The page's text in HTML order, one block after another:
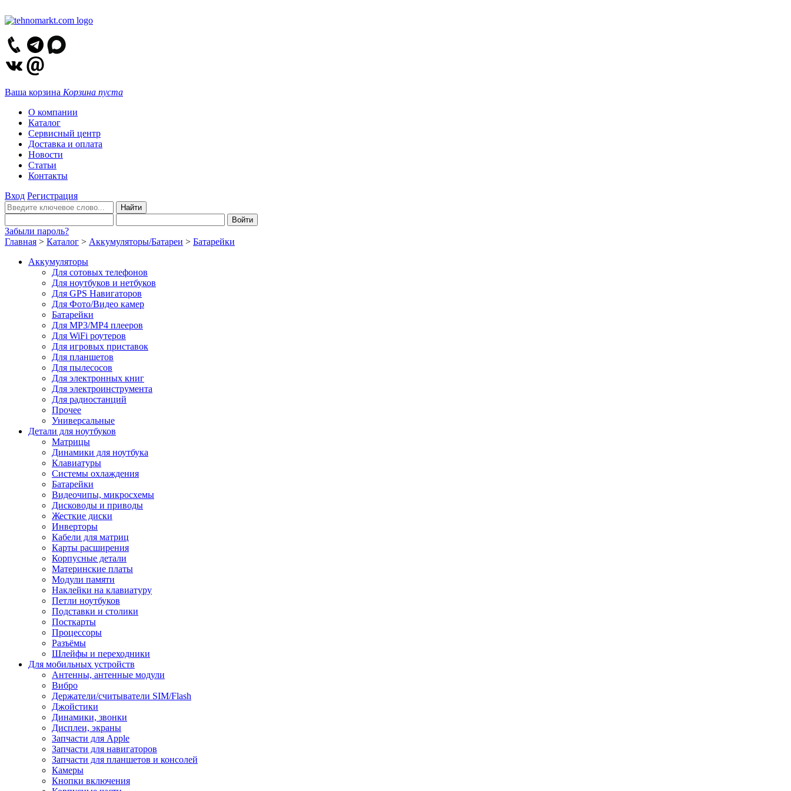
Ваша корзина Корзина пуста
О компании
Каталог
Сервисный центр
Доставка и оплата
Новости
Статьи
Контакты
Вход Регистрация
Забыли пароль?
Главная > Каталог > Аккумуляторы/Батареи > Батарейки
Аккумуляторы
Для сотовых телефонов
Для ноутбуков и нетбуков
Для GPS Навигаторов
Для Фото/Видео камер
Батарейки
Для MP3/MP4 плееров
Для WiFi роутеров
Для игровых приставок
Для планшетов
Для пылесосов
Для электронных книг
Для электроинструмента
Для радиостанций
Прочее
Универсальные
Детали для ноутбуков
Матрицы
Динамики для ноутбука
Клавиатуры
Системы охлаждения
Батарейки
Видеочипы, микросхемы
Дисководы и приводы
Жесткие диски
Инверторы
Кабели для матриц
Карты расширения
Корпусные детали
Материнские платы
Модули памяти
Наклейки на клавиатуру
Петли ноутбуков
Подставки и столики
Посткарты
Процессоры
Разъёмы
Шлейфы и переходники
Для мобильных устройств
Антенны, антенные модули
Вибро
Держатели/считыватели SIM/Flash
Джойстики
Динамики, звонки
Дисплеи, экраны
Запчасти для Apple
Запчасти для навигаторов
Запчасти для планшетов и консолей
Камеры
Кнопки включения